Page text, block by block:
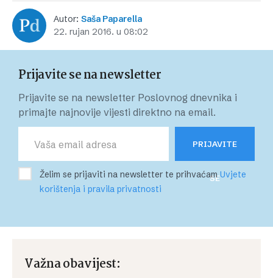
Autor: Saša Paparella
22. rujan 2016. u 08:02
Prijavite se na newsletter
Prijavite se na newsletter Poslovnog dnevnika i
primajte najnovije vijesti direktno na email.
PRIJAVITE
SE
Želim se prijaviti na newsletter te prihvaćamUvjete
korištenja i pravila privatnosti
Važna obavijest: